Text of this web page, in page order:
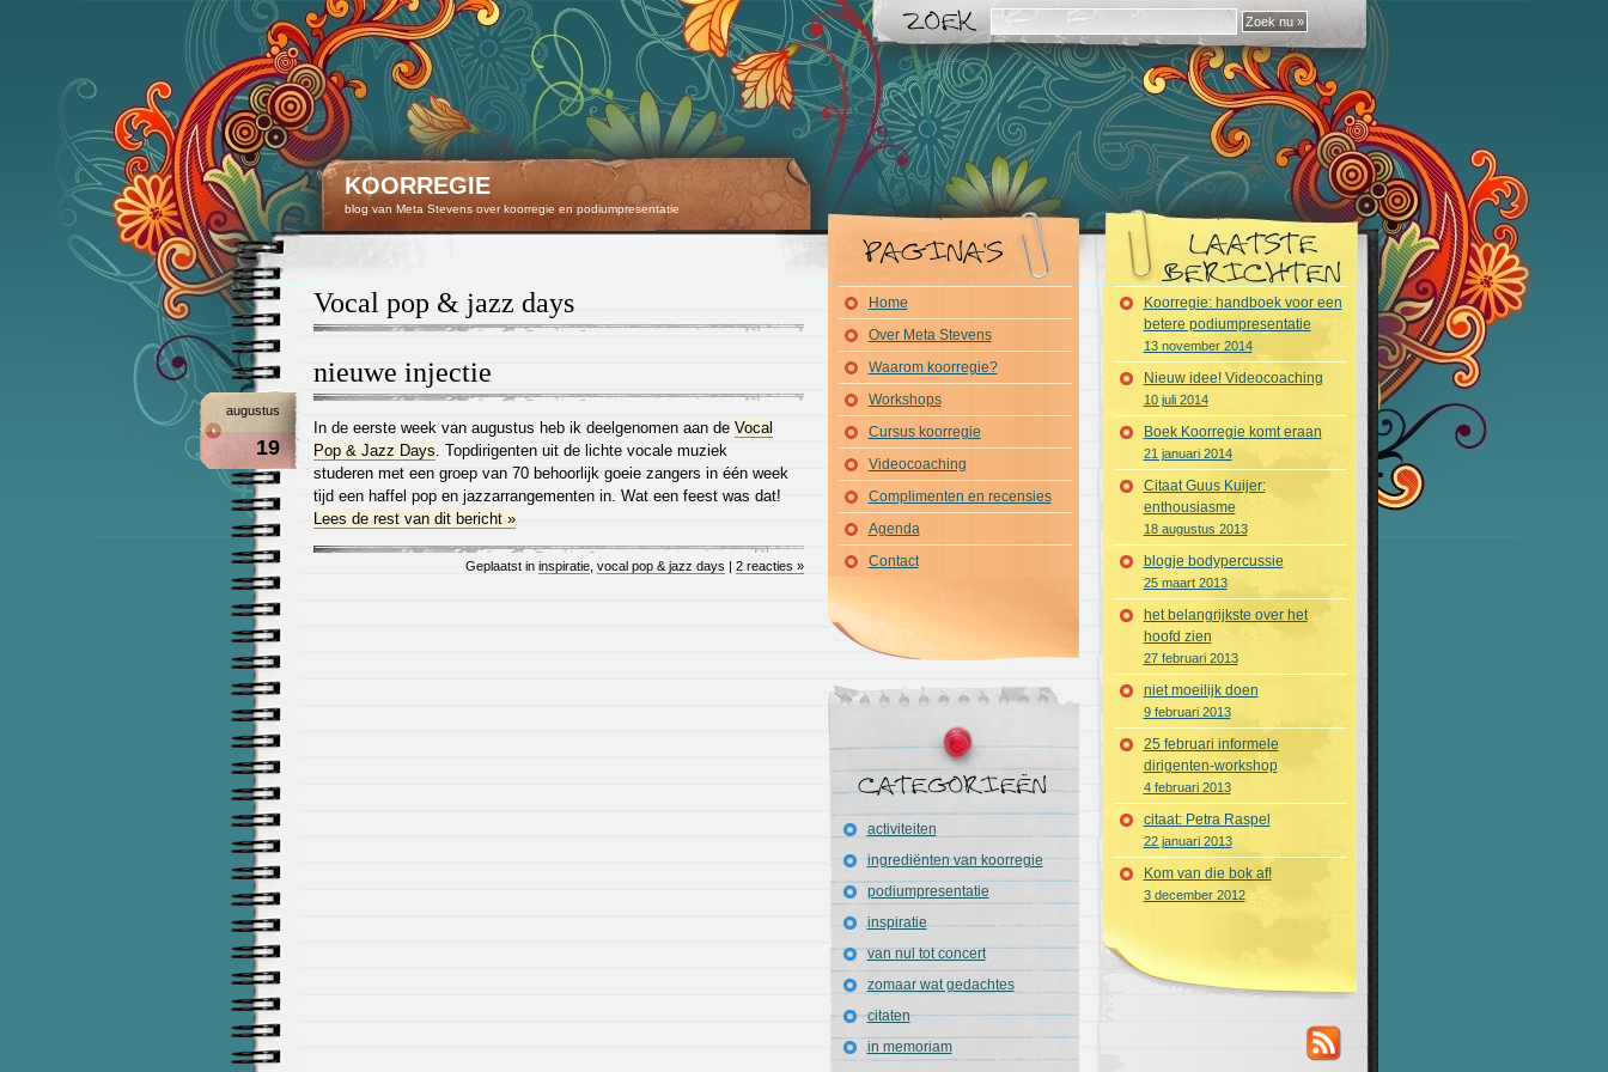
KOORREGIE
blog van Meta Stevens over koorregie en podiumpresentatie
vocal pop & jazz days
nieuwe injectie
augustus
19
In de eerste week van augustus heb ik deelgenomen aan de Vocal
Pop & Jazz Days. Topdirigenten uit de lichte vocale muziek
studeren met een groep van 70 behoorlijk goeie zangers in één week
tijd een haffel pop en jazzarrangementen in. Wat een feest was dat!
Lees de rest van dit bericht »
Geplaatst in inspiratie vocal pop & jazz days | 2 reacties »
Home
Over Meta Stevens
Waarom koorregie?
Workshops
Cursus koorregie
Videocoaching
Complimenten en recensies
Agenda
Contact
activiteiten
ingrediënten van koorregie
podiumpresentatie
inspiratie
van nul tot concert
zomaar wat gedachtes
citaten
in memoriam
Koorregie: handboek voor een
betere podiumpresentatie
13 november 2014
Nieuw idee! Videocoaching
10 juli 2014
Boek Koorregie komt eraan
21 januari 2014
Citaat Guus Kuijer:
enthousiasme
18 augustus 2013
blogje bodypercussie
25 maart 2013
het belangrijkste over het
hoofd zien
27 februari 2013
niet moeilijk doen
9 februari 2013
25 februari informele
dirigenten-workshop
4 februari 2013
citaat: Petra Raspel
22 januari 2013
Kom van die bok af!
3 december 2012
RSS